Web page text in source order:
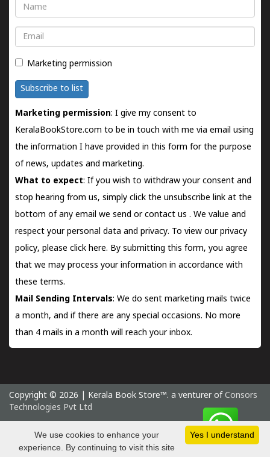
Name
Email
Marketing permission
Subscribe to list
Marketing permission: I give my consent to
KeralaBookStore.com to be in touch with me via email using
the information I have provided in this form for the purpose
of news, updates and marketing.
What to expect: If you wish to withdraw your consent and
stop hearing from us, simply click the unsubscribe link at the
bottom of any email we send orcontact us . We value and
respect your personal data and privacy. To view our privacy
policy, please click here. By submitting this form, you agree
that we may process your information in accordance with
these terms.
Mail Sending Intervals: We do sent marketing mails twice
a month, and if there are any special occasions. No more
than 4 mails in a month will reach your inbox.
Copyright © 2026 | Kerala Book Store™. a venturer of Consors
Technologies Pvt Ltd
Friday 7 August, 2026 IST
Yes I understand
We use cookies to enhance your
experience. By continuing to visit this site